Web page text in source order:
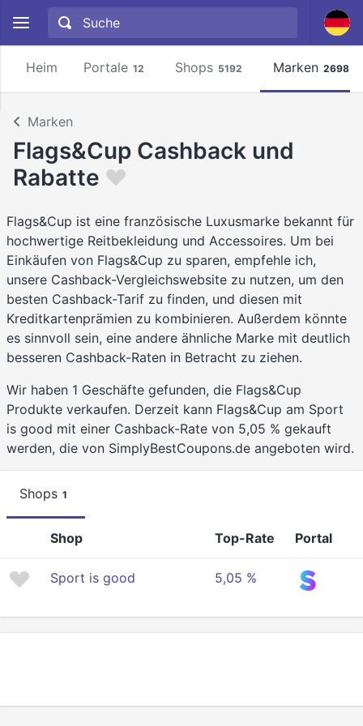
Heim Portale 12 Shops 5192 Marken 2698
Marken
Flags&Cup Cashback und
Rabatte
Flags&Cup ist eine französische Luxusmarke bekannt für
hochwertige Reitbekleidung und Accessoires. Um bei
Einkäufen von Flags&Cup zu sparen, empfehle ich,
unsere Cashback-Vergleichswebsite zu nutzen, um den
besten Cashback-Tarif zu finden, und diesen mit
Kreditkartenprämien zu kombinieren. Außerdem könnte
es sinnvoll sein, eine andere ähnliche Marke mit deutlich
besseren Cashback-Raten in Betracht zu ziehen.
Wir haben 1 Geschäfte gefunden, die Flags&Cup
Produkte verkaufen. Derzeit kann Flags&Cup am Sport
is good mit einer Cashback-Rate von 5,05 % gekauft
werden, die von SimplyBestCoupons.de angeboten wird.
Shops 1
Shop Top-Rate Portal
Sport is good 5,05 %